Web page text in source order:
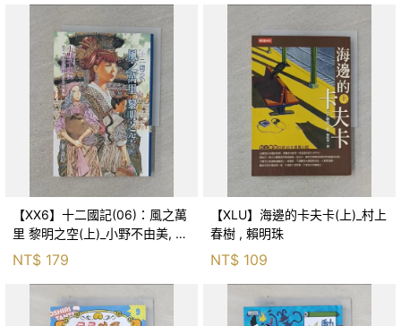
【XX6】十二國記(06)：風之萬
里 黎明之空(上)_小野不由美, 王
蘊潔
NT$ 179
【XLU】海邊的卡夫卡(上)_村上
春樹 , 賴明珠
NT$ 109